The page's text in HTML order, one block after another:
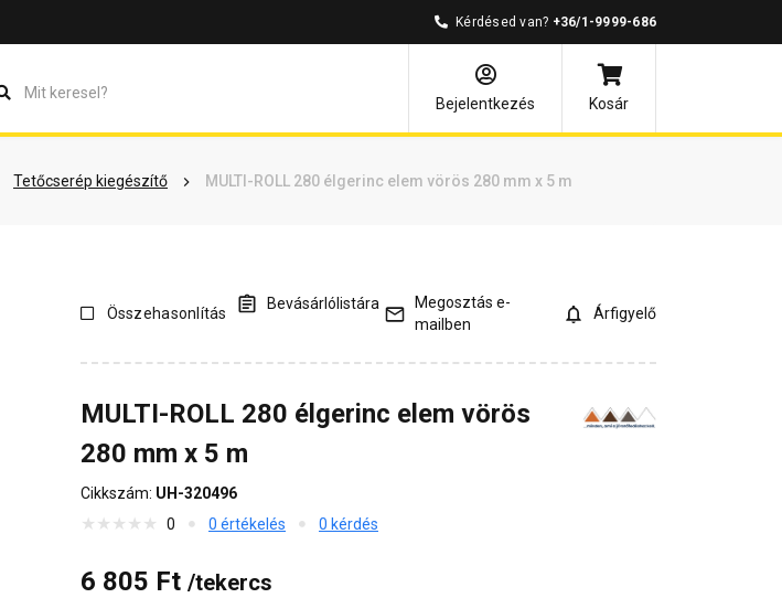
Kérdésed van? +36/1-9999-686
Bejelentkezés
Kosár
Tetőcserép kiegészítő MULTI-ROLL 280 élgerinc elem vörös 280 mm x 5 m
Vásárlói vélemények Kérdések és válaszok Kapcsolódó cikkek
Összehasonlítás
Bevásárlólistára
Megosztás e-
mailben
Árfigyelő
MULTI-ROLL 280 élgerinc elem vörös
280 mm x 5 m
Cikkszám: UH-320496
0
0 értékelés 0 kérdés
6 805 Ft /tekercs